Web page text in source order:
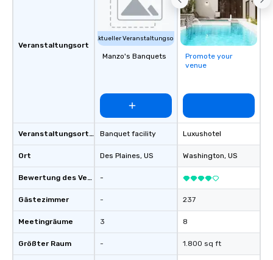
Veranstaltungsort
Veranstaltungsortstyp
Ort
Bewertung des Veranstaltungsortes
Gästezimmer
Meetingräume
Größter Raum
Aktueller Veranstaltungsort
Manzo's Banquets
Banquet facility
Des Plaines, US
-
-
3
-
Promote your
venue
Luxushotel
Washington, US
237
8
1.800 sq ft